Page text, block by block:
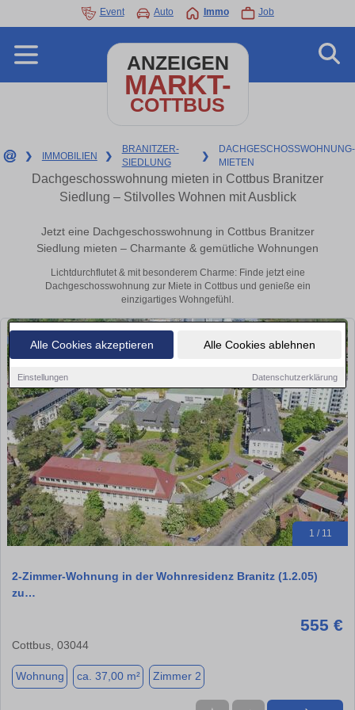
Alle Cookies akzeptieren Alle Cookies ablehnen
Einstellungen Datenschutzerklärung
Event Auto Immo Job
ANZEIGEN
MARKT-
COTTBUS
❯ IMMOBILIEN ❯
BRANITZER-
SIEDLUNG
❯
DACHGESCHOSSWOHNUNG-
MIETEN
Dachgeschosswohnung mieten in Cottbus Branitzer
Siedlung – Stilvolles Wohnen mit Ausblick
Jetzt eine Dachgeschosswohnung in Cottbus Branitzer
Siedlung mieten – Charmante & gemütliche Wohnungen
Lichtdurchflutet & mit besonderem Charme: Finde jetzt eine
Dachgeschosswohnung zur Miete in Cottbus und genieße ein
einzigartiges Wohngefühl.
1 / 11
2-Zimmer-Wohnung in der Wohnresidenz Branitz (1.2.05)
zu…
555 €
Cottbus, 03044
Wohnung ca. 37,00 m² Zimmer 2